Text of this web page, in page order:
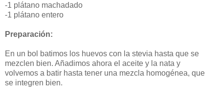
-1 plátano machadado
-1 plátano entero
Preparación:
En un bol batimos los huevos con la stevia hasta que se
mezclen bien. Añadimos ahora el aceite y la nata y
volvemos a batir hasta tener una mezcla homogénea, que
se integren bien.